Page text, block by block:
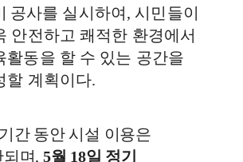
공사를 실시하여 , 시민들이
안전하고 쾌적한 환경에서
활동을 할 수 있는 공간을
할 계획이다.
간 동안 시설 이용은
며, 5월 18일 정기